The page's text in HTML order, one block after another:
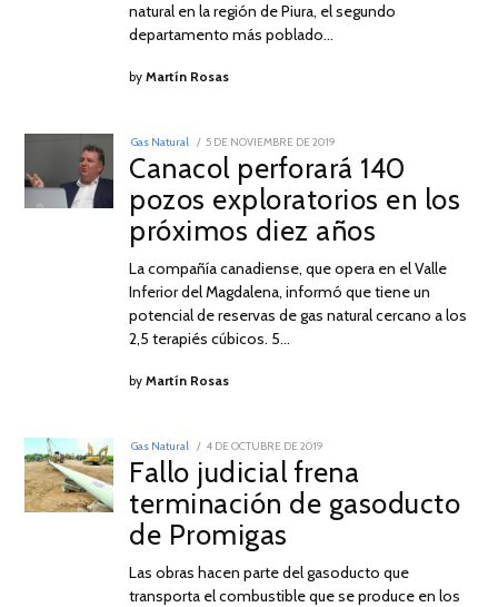
natural en la región de Piura, el segundo
departamento más poblado…
byMartín Rosas
Gas Natural
POSTED
5 DE NOVIEMBRE DE 2019
DE
NOVIEMBRE
DE
2019
Canacol perforará 140
pozos exploratorios en los
próximos diez años
La compañía canadiense, que opera en el Valle
Inferior del Magdalena, informó que tiene un
potencial de reservas de gas natural cercano a los
2,5 terapiés cúbicos. 5…
byMartín Rosas
Gas Natural
POSTED
4 DE OCTUBRE DE 2019
OCTUBRE
DE
2019
Fallo judicial frena
terminación de gasoducto
de Promigas
Las obras hacen parte del gasoducto que
transporta el combustible que se produce en los